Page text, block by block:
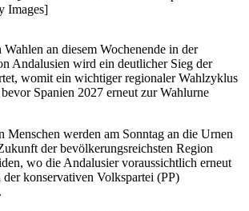
Images]
an diesem Wochenende in der
Andalusien wird ein deutlicher Sieg der
womit ein wichtiger regionaler Wahlzyklus
Spanien 2027 erneut zur Wahlurne
Menschen werden am Sonntag an die Urnen
der bevölkerungsreichsten Region
wo die Andalusier voraussichtlich erneut
konservativen Volkspartei (PP)